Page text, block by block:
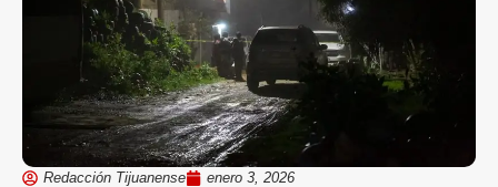
Redacción Tijuanense enero 3, 2026